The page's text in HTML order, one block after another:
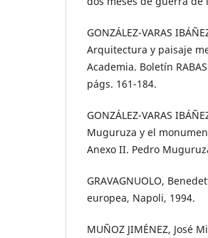
GONZÁLEZ-VARAS
Arquitectura y paisaje
Academia. Boletín
págs. 161-184.
GONZÁLEZ-VARAS
Muguruza y el
Anexo II. Pedro
GRAVAGNUOLO,
europea, Napoli, 1994.
MUÑOZ JIMÉNEZ, José